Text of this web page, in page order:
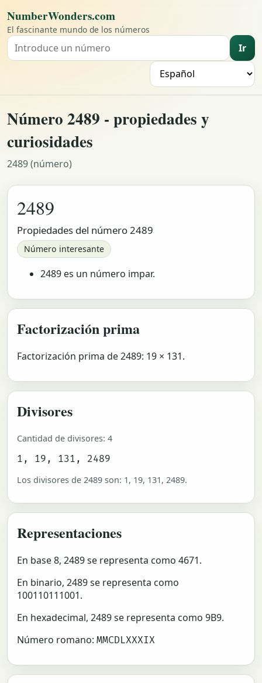
NumberWonders.com
El fascinante mundo de los números
Buscar un número Ir
Número 2489 - propiedades y
curiosidades
2489 (número)
2489
Propiedades del número 2489
Número interesante
2489 es un número impar.
Factorización prima
Factorización prima de 2489: 19 × 131.
Divisores
Cantidad de divisores: 4
1, 19, 131, 2489
Los divisores de 2489 son: 1, 19, 131, 2489.
Representaciones
En base 8, 2489 se representa como 4671.
En binario, 2489 se representa como
100110111001.
En hexadecimal, 2489 se representa como 9B9.
Número romano: MMCDLXXXIX